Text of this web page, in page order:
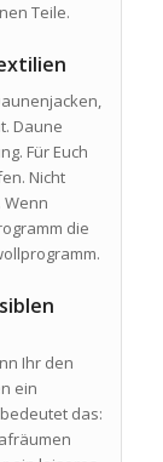
Teile.
Daune
Für Euch
Nicht
die
Ihr den
ein
das: